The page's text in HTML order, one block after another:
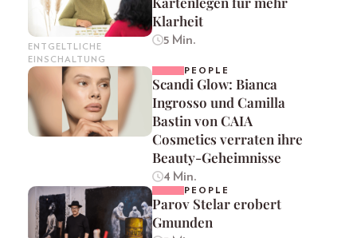
ENTGELTLICHE
EINSCHALTUNG
Klarheit
5 Min.
PEOPLE
Scandi Glow: Bianca
Ingrosso und Camilla
Bastin von CAIA
Cosmetics verraten ihre
Beauty-Geheimnisse
4 Min.
PEOPLE
Parov Stelar erobert
Gmunden